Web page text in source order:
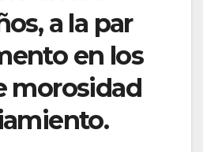
a la par
en los
morosidad